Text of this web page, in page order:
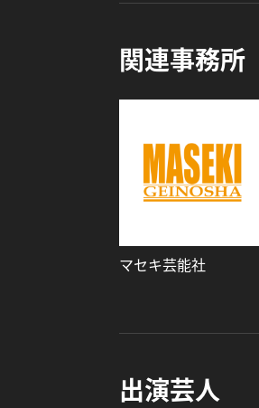
関連事務所
マセキ芸能社
出演芸人